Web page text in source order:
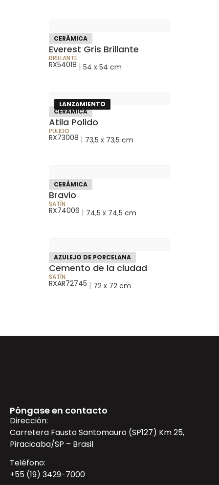
CERÁMICA
Everest Gris Brillante
BRILLANTE
RX54018 | 54 x 54 cm
LANZAMIENTO
CERÁMICA
Atila Polido
PULIDO
RX73008 | 73,5 x 73,5 cm
CERÁMICA
Bravio
SATÍN
RX74006 | 74,5 x 74,5 cm
AZULEJO DE PORCELANA
Cemento de la ciudad
SATÍN
RXAR72745 | 72 x 72 cm
Póngase en contacto
Dirección:
Carretera Fausto Santomauro (SP127) Km 25,
Piracicaba/SP – Brasil
Teléfono:
+55 (19) 3429-7000